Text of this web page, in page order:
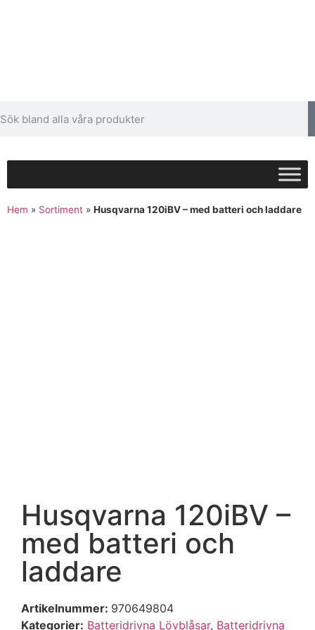
Hem » Sortiment » Husqvarna 120iBV – med batteri och laddare
Husqvarna 120iBV –
med batteri och
laddare
Artikelnummer: 970649804
Kategorier: Batteridrivna Lövblåsar, Batteridrivna